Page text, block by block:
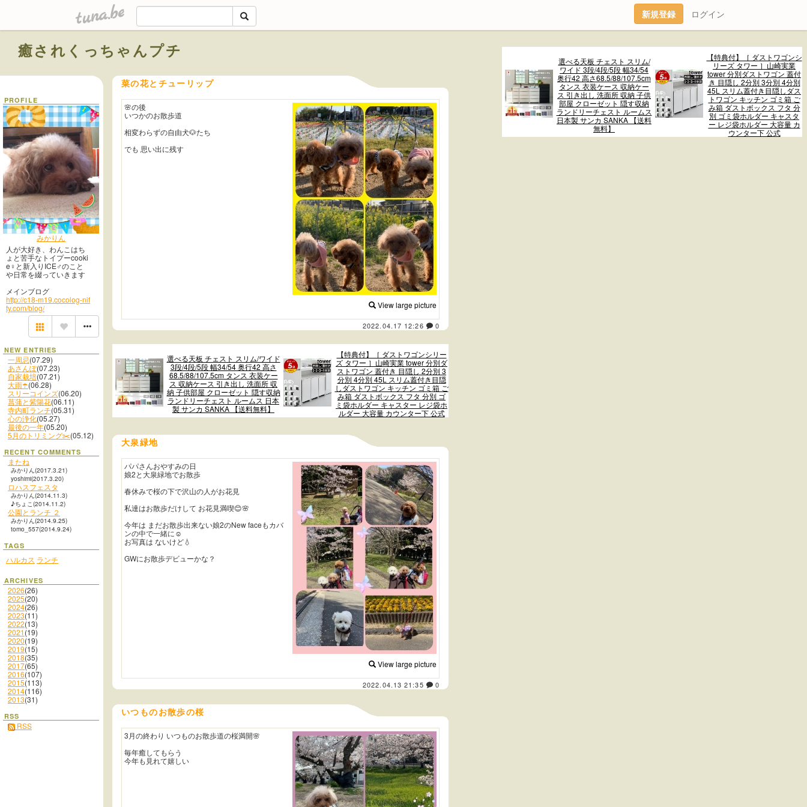
tuna.be 新規登録 ログイン
選べる天板 チェスト スリム/
ワイド 3段/4段/5段 幅34/54
奥行42 高さ68.5/88/107.5cm
タンス 衣装ケース 収納ケー
ス 引き出し 洗面所 収納 子供
部屋 クローゼット 隠す収納
ランドリーチェスト ルームス
日本製 サンカ SANKA 【送料
無料】
【特典付】［ ダストワゴンシ
リーズ タワー ］山崎実業
tower 分別ダストワゴン 蓋付
き 目隠し 2分別 3分別 4分別
45L スリム蓋付き目隠しダス
トワゴン キッチン ゴミ箱 ご
み箱 ダストボックス フタ 分
別 ゴミ袋ホルダー キャスタ
ー レジ袋ホルダー 大容量 カ
ウンター下 公式
癒されくっちゃんプチ
PROFILE
みかりん
人が大好き、わんこはち
ょと苦手なトイプーcooki
e♀︎と新入りICE♂︎のこと
や日常を綴っていきます
メインブログ
http://c18-m19.cocolog-nif
ty.com/blog/
NEW ENTRIES
一周忌(07.29)
あさんぽ(07.23)
自家栽培(07.21)
大雨☂️(06.28)
スリーコインズ(06.20)
菖蒲と紫陽花(06.11)
寺内町ランチ(05.31)
心の浄化(05.27)
最後の一年(05.20)
5月のトリミング✂️(05.12)
RECENT COMMENTS
またね
みかりん(2017.3.21)
yoshimi(2017.3.20)
ロハスフェスタ
みかりん(2014.11.3)
♪ちょこ(2014.11.2)
公園とランチ ２
みかりん(2014.9.25)
tomo_557(2014.9.24)
TAGS
ハルカス ランチ
ARCHIVES
2026(26)
2025(20)
2024(26)
2023(11)
2022(13)
2021(19)
2020(19)
2019(15)
2018(35)
2017(65)
2016(107)
2015(113)
2014(116)
2013(31)
RSS
RSS
菜の花とチューリップ
View large picture
🌸の後
いつかのお散歩道
相変わらずの自由犬🐶たち
でも 思い出に残す
2022.04.17 12:26 0
選べる天板 チェスト スリム/ワイド
3段/4段/5段 幅34/54 奥行42 高さ
68.5/88/107.5cm タンス 衣装ケー
ス 収納ケース 引き出し 洗面所 収
納 子供部屋 クローゼット 隠す収納
ランドリーチェスト ルームス 日本
製 サンカ SANKA 【送料無料】
【特典付】［ ダストワゴンシリー
ズ タワー ］山崎実業 tower 分別ダ
ストワゴン 蓋付き 目隠し 2分別 3
分別 4分別 45L スリム蓋付き目隠
しダストワゴン キッチン ゴミ箱 ご
み箱 ダストボックス フタ 分別 ゴ
ミ袋ホルダー キャスター レジ袋ホ
ルダー 大容量 カウンター下 公式
大泉緑地
View large picture
パパさんおやすみの日
娘2と大泉緑地でお散歩
春休みで桜の下で沢山の人がお花見
私達はお散歩だけして お花見満喫😊🌸
今年は まだお散歩出来ない娘2のNew faceもカバ
ンの中で一緒に☺️
お写真は ないけど💧
GWにお散歩デビューかな？
2022.04.13 21:35 0
いつものお散歩の桜
3月の終わり いつものお散歩道の桜満開🌸
毎年癒してもらう
今年も見れて嬉しい